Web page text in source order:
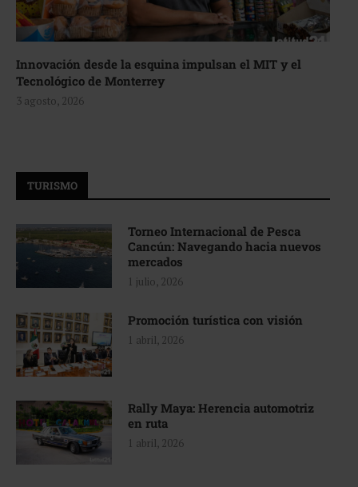
Innovación desde la esquina impulsan el MIT y el
Tecnológico de Monterrey
3 agosto, 2026
TURISMO
Torneo Internacional de Pesca
Cancún: Navegando hacia nuevos
mercados
1 julio, 2026
Promoción turística con visión
1 abril, 2026
Rally Maya: Herencia automotriz
en ruta
1 abril, 2026